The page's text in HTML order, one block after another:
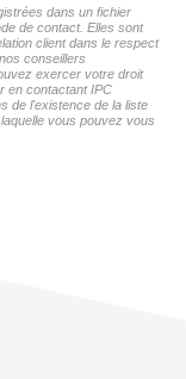
dans un fichier
de contact. Elles sont
client dans le respect
conseillers
exercer votre droit
en contactant IPC
de l'existence de la liste
vous pouvez vous